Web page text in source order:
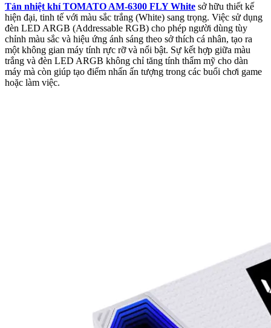
Tản nhiệt khí TOMATO AM-6300 FLY White sở hữu thiết kế
hiện đại, tinh tế với màu sắc trắng (White) sang trọng. Việc sử dụng
đèn LED ARGB (Addressable RGB) cho phép người dùng tùy
chỉnh màu sắc và hiệu ứng ánh sáng theo sở thích cá nhân, tạo ra
một không gian máy tính rực rỡ và nổi bật. Sự kết hợp giữa màu
trắng và đèn LED ARGB không chỉ tăng tính thẩm mỹ cho dàn
máy mà còn giúp tạo điểm nhấn ấn tượng trong các buổi chơi game
hoặc làm việc.